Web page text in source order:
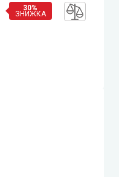
30%
ЗНИЖКА